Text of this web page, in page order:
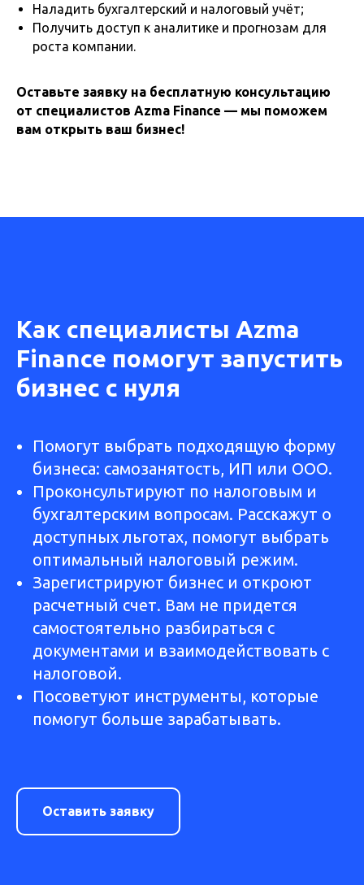
Наладить бухгалтерский и налоговый учёт;
Получить доступ к аналитике и прогнозам для
роста компании.
Оставьте заявку на бесплатную консультацию
от специалистов Azma Finance — мы поможем
вам открыть ваш бизнес!
Как специалисты Azma
Finance помогут запустить
бизнес с нуля
Помогут выбрать подходящую форму
бизнеса: самозанятость, ИП или ООО.
Проконсультируют по налоговым и
бухгалтерским вопросам. Расскажут о
доступных льготах, помогут выбрать
оптимальный налоговый режим.
Зарегистрируют бизнес и откроют
расчетный счет. Вам не придется
самостоятельно разбираться с
документами и взаимодействовать с
налоговой.
Посоветуют инструменты, которые
помогут больше зарабатывать.
Оставить заявку